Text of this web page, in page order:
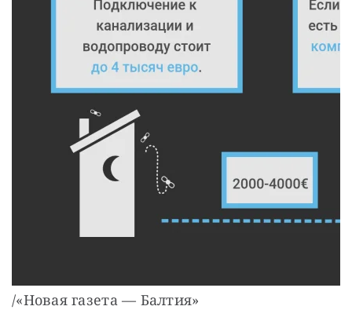
/«Новая газета — Балтия»